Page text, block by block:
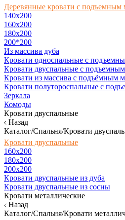
Деревянные кровати с подъемным
140x200
160х200
180х200
200*200
Из массива дуба
Кровати односпальные с
Кровати двуспальные с
Кровати из массива с подъёмным
Кровати полутороспальные с
Зеркала
Комоды
Кровати двуспальные
Назад
Каталог/Спальня/Кровати
Кровати двуспальные
160х200
180x200
200x200
Кровати двуспальные из дуба
Кровати двуспальные из сосны
Кровати металлические
Назад
Каталог/Спальня/Кровати